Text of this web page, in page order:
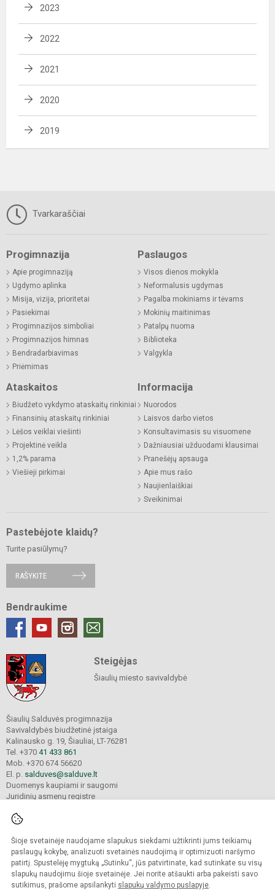
Šioje svetainėje naudojame slapukus siekdami užtikrinti jums teikiamų
paslaugų kokybę, analizuoti svetainės naudojimą ir optimizuoti naršymo
patirtį. Spustelėję mygtuką „Sutinku“, jūs patvirtinate, kad sutinkate su visų
slapukų naudojimu šioje svetainėje. Jei norite atšaukti arba pakeisti savo
sutikimus, prašome apsilankyti slapukų valdymo puslapyje.
2023
2022
2021
2020
2019
Tvarkaraščiai
Progimnazija
Apie progimnaziją
Ugdymo aplinka
Misija, vizija, prioritetai
Pasiekimai
Progimnazijos simboliai
Progimnazijos himnas
Bendradarbiavimas
Priėmimas
Paslaugos
Visos dienos mokykla
Neformalusis ugdymas
Pagalba mokiniams ir tėvams
Mokinių maitinimas
Patalpų nuoma
Biblioteka
Valgykla
Ataskaitos
Biudžeto vykdymo ataskaitų rinkiniai
Finansinių ataskaitų rinkiniai
Lėšos veiklai viešinti
Projektinė veikla
1,2% parama
Viešieji pirkimai
Informacija
Nuorodos
Laisvos darbo vietos
Konsultavimasis su visuomene
Dažniausiai užduodami klausimai
Pranešėjų apsauga
Apie mus rašo
Naujienlaiškiai
Sveikinimai
Pastebėjote klaidų?
Turite pasiūlymų?
RAŠYKITE
Bendraukime
Steigėjas
Šiaulių miesto savivaldybė
Šiaulių Salduvės progimnazija
Savivaldybės biudžetinė įstaiga
Kalinausko g. 19, Šiauliai, LT-76281
Tel. +370 41 433 861
Mob. +370 674 56620
El. p. salduves@salduve.lt
Duomenys kaupiami ir saugomi
Juridinių asmenų registre
© 2026. Šiaulių Salduvės progimnazija. Visos teisės saugomos.
Kopijuoti turinį be raštiško įstaigos administracijos sutikimo griežtai draudžiama.